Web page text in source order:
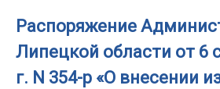
Распоряжение
Липецкой области от 6
г. N 354-р «О внесении